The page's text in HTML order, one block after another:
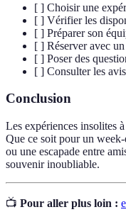
[ ] Choisir une
[ ] Vérifier les
[ ] Préparer son
[ ] Réserver avec
[ ] Poser des
[ ] Consulter les
Conclusion
Les expériences insolites
Que ce soit pour un
ou une escapade entre
souvenir inoubliable.
📺 Pour aller plus loin :